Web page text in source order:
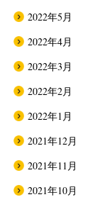
2022年5月
2022年4月
2022年3月
2022年2月
2022年1月
2021年12月
2021年11月
2021年10月